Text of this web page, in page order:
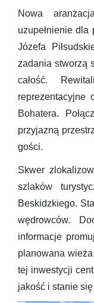
Nowa
uzupełnienie dla
Józefa
zadania stworzą
całość.
reprezentacyjne
Bohatera.
przyjazną
gości.
Skwer
szlaków
Beskidzkiego.
wędrowców.
informacje
planowana
tej inwestycji
jakość i stanie